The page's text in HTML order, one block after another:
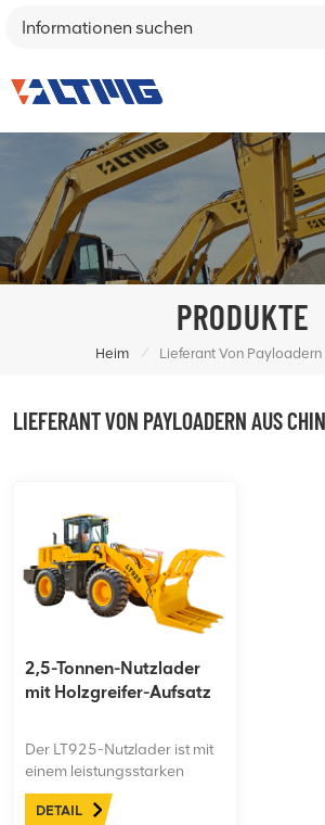
PRODUKTE
Heim / Lieferant Von Payloadern
LIEFERANT VON PAYLOADERN AUS
2,5-Tonnen-Nutzlader
mit Holzgreifer-Aufsatz
Der LT925-Nutzlader ist mit
einem leistungsstarken
Yunnei-Motor ausgestattet.
Verdickter, nach vorne
DETAIL